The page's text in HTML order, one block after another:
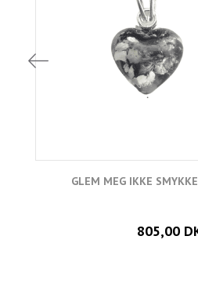
GLEM MEG IKKE
805,00